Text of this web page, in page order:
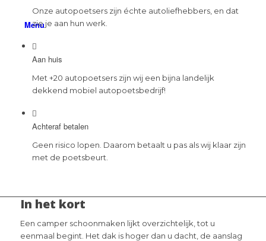
Menu
Onze autopoetsers zijn échte autoliefhebbers, en dat
zie je aan hun werk.
Aan huis
Met +20 autopoetsers zijn wij een bijna landelijk
dekkend mobiel autopoetsbedrijf!
Achteraf betalen
Geen risico lopen. Daarom betaalt u pas als wij klaar zijn
met de poetsbeurt.
In het kort
Een camper schoonmaken lijkt overzichtelijk, tot u
eenmaal begint. Het dak is hoger dan u dacht, de aanslag